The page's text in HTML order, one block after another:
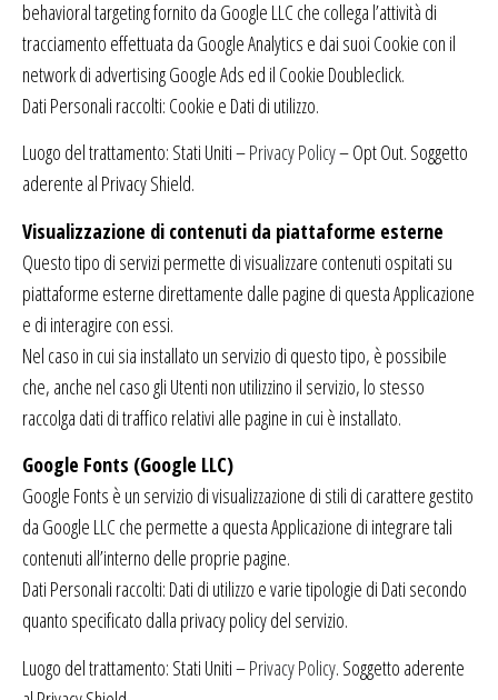
behavioral targeting fornito da Google LLC che collega l’attività di
tracciamento effettuata da Google Analytics e dai suoi Cookie con il
network di advertising Google Ads ed il Cookie Doubleclick.
Dati Personali raccolti: Cookie e Dati di utilizzo.
Luogo del trattamento: Stati Uniti –Privacy Policy– Opt Out. Soggetto
aderente al Privacy Shield.
Visualizzazione di contenuti da piattaforme esterne
Questo tipo di servizi permette di visualizzare contenuti ospitati su
piattaforme esterne direttamente dalle pagine di questa Applicazione
e di interagire con essi.
Nel caso in cui sia installato un servizio di questo tipo, è possibile
che, anche nel caso gli Utenti non utilizzino il servizio, lo stesso
raccolga dati di traffico relativi alle pagine in cui è installato.
Google Fonts (Google LLC)
Google Fonts è un servizio di visualizzazione di stili di carattere gestito
da Google LLC che permette a questa Applicazione di integrare tali
contenuti all’interno delle proprie pagine.
Dati Personali raccolti: Dati di utilizzo e varie tipologie di Dati secondo
quanto specificato dalla privacy policy del servizio.
Luogo del trattamento: Stati Uniti –Privacy Policy. Soggetto aderente